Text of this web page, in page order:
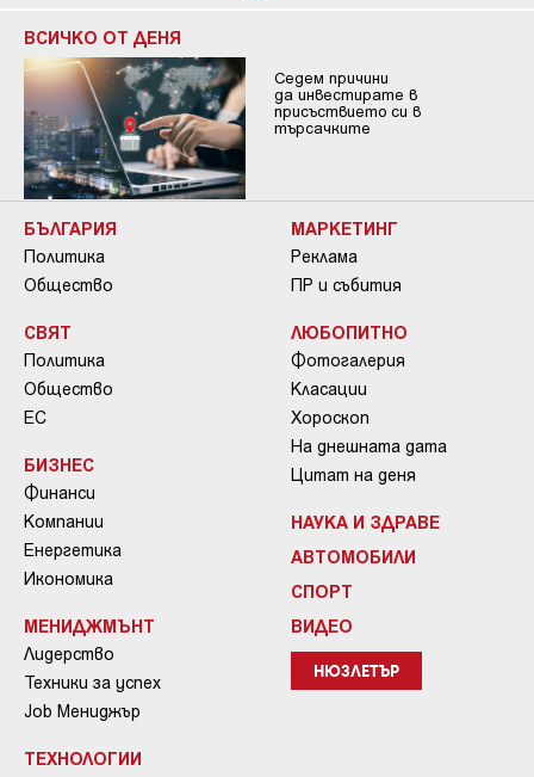
ВСИЧКО ОТ ДЕНЯ
Седем причини
да инвестирате в
присъствието си в
търсачките
БЪЛГАРИЯ
Политика
Общество
СВЯТ
Политика
Общество
ЕС
БИЗНЕС
Финанси
Компании
Енергетика
Икономика
МЕНИДЖМЪНТ
Лидерство
Техники за успех
Job Мениджър
ТЕХНОЛОГИИ
МАРКЕТИНГ
Реклама
ПР и събития
ЛЮБОПИТНО
Фотогалерия
Класации
Хороскоп
На днешната дата
Цитат на деня
НАУКА И ЗДРАВЕ
АВТОМОБИЛИ
СПОРТ
ВИДЕО
НЮЗЛЕТЪР